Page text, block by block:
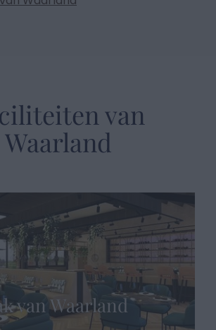
van
Waarland
van Waarland